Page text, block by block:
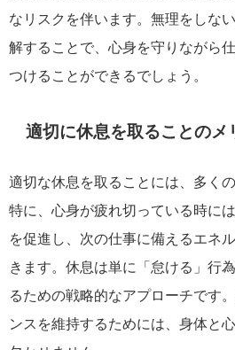
なリスクを伴います。無理をしな
解することで、心身を守りながら
つけることができるでしょう。
適切に休息を取ることのメ
適切な休息を取ることには、多く
特に、心身が疲れ切っている時に
を促進し、次の仕事に備えるエネ
きます。休息は単に「怠ける」行
るための戦略的なアプローチです
ンスを維持するためには、身体と